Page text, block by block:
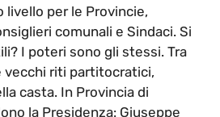
livello per le Provincie,
comunali e Sindaci. Si
I poteri sono gli stessi. Tra
vecchi riti partitocratici,
casta. In Provincia di
la Presidenza: Giuseppe